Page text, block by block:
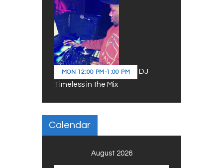
MON 12:00 PM-1:00 PM
DJ
Timeless in the Mix
Calendar
August 2026